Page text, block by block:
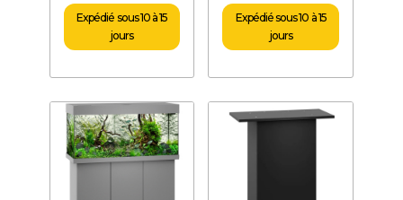
Expédié sous 10 à 15
jours
Expédié sous 10 à 15
jours